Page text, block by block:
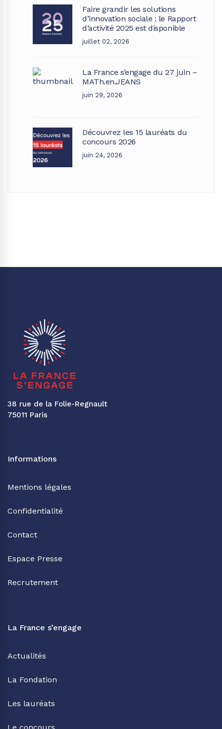
Faire grandir les solutions
d’innovation sociale : le Rapport
d’activité 2025 est disponible
juillet 02, 2026
La France s’engage du 27 juin –
MATh.en.JEANS
juin 29, 2026
Découvrez les 15 lauréats du
concours 2026
juin 24, 2026
38 rue de la Folie-Regnault
75011 Paris
Informations
Mentions légales
Confidentialité
Contact
Espace Presse
Recrutement
La France s’engage
Actualités
La Fondation
Les lauréats